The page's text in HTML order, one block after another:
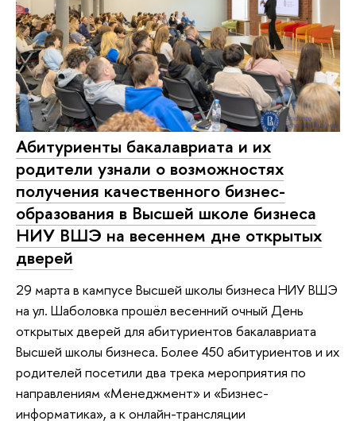
Абитуриенты бакалавриата и их
родители узнали о возможностях
получения качественного бизнес-
образования в Высшей школе бизнеса
НИУ ВШЭ на весеннем дне открытых
дверей
29 марта в кампусе Высшей школы бизнеса НИУ ВШЭ
на ул. Шаболовка прошёл весенний очный День
открытых дверей для абитуриентов бакалавриата
Высшей школы бизнеса. Более 450 абитуриентов и их
родителей посетили два трека мероприятия по
направлениям «Менеджмент» и «Бизнес-
информатика», а к онлайн-трансляции